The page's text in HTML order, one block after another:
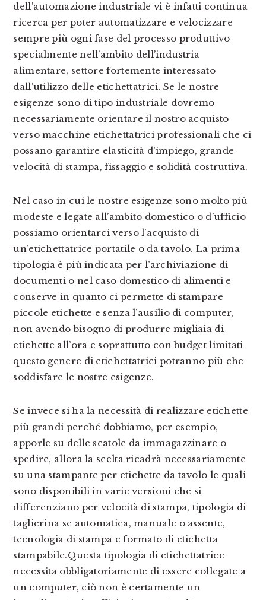
dell’automazione industriale vi è infatti continua
ricerca per poter automatizzare e velocizzare
sempre più ogni fase del processo produttivo
specialmente nell’ambito dell’industria
alimentare, settore fortemente interessato
dall’utilizzo delle etichettatrici. Se le nostre
esigenze sono di tipo industriale dovremo
necessariamente orientare il nostro acquisto
verso macchine etichettatrici professionali che ci
possano garantire elasticità d’impiego, grande
velocità di stampa, fissaggio e solidità costruttiva.
Nel caso in cui le nostre esigenze sono molto più
modeste e legate all’ambito domestico o d’ufficio
possiamo orientarci verso l’acquisto di
un’etichettatrice portatile o da tavolo. La prima
tipologia è più indicata per l’archiviazione di
documenti o nel caso domestico di alimenti e
conserve in quanto ci permette di stampare
piccole etichette e senza l’ausilio di computer,
non avendo bisogno di produrre migliaia di
etichette all’ora e soprattutto con budget limitati
questo genere di etichettatrici potranno più che
soddisfare le nostre esigenze.
Se invece si ha la necessità di realizzare etichette
più grandi perché dobbiamo, per esempio,
apporle su delle scatole da immagazzinare o
spedire, allora la scelta ricadrà necessariamente
su una stampante per etichette da tavolo le quali
sono disponibili in varie versioni che si
differenziano per velocità di stampa, tipologia di
taglierina se automatica, manuale o assente,
tecnologia di stampa e formato di etichetta
stampabile.Questa tipologia di etichettatrice
necessita obbligatoriamente di essere collegate a
un computer, ciò non è certamente un